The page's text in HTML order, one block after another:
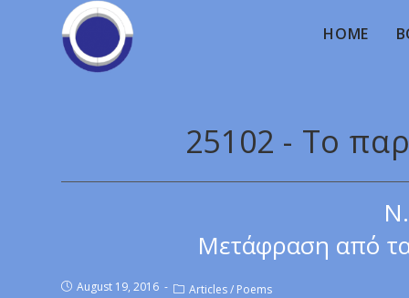
HOME
25102 - Το
Μετάφραση από
August 19, 2016 Articles/ Poems